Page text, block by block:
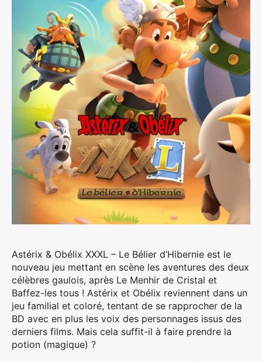
Astérix & Obélix XXXL – Le Bélier d’Hibernie est le
nouveau jeu mettant en scène les aventures des deux
célèbres gaulois, après Le Menhir de Cristal et
Baffez-les tous ! Astérix et Obélix reviennent dans un
jeu familial et coloré, tentant de se rapprocher de la
BD avec en plus les voix des personnages issus des
derniers films. Mais cela suffit-il à faire prendre la
potion (magique) ?